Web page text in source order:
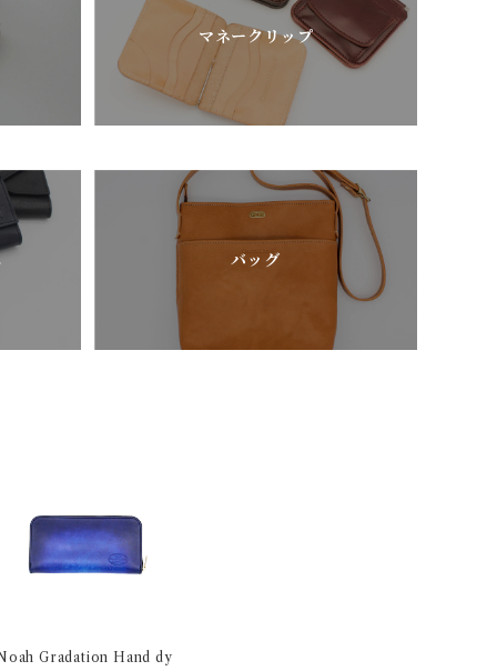
マネークリップ
バッグ
Gradation Hand dy